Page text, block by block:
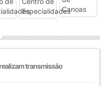
transmissão